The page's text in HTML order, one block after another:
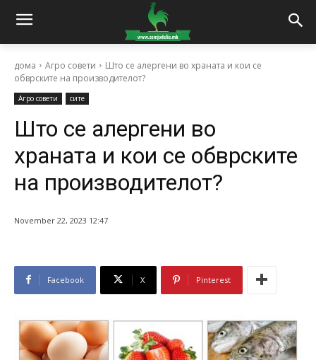
дома Агро совети
Што се алергени во храната и кои се
обврските на производителот?
Агро совети сите
Што се алергени во
храната и кои се обврските
на производителот?
November 22, 2023 12:47
Facebook X Pinterest